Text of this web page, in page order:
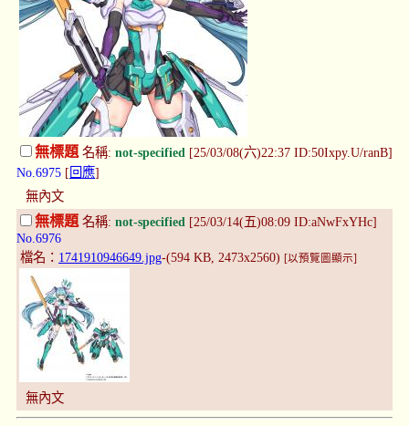
無標題名稱: not-specified [25/03/08(六)22:37 ID:50Ixpy.U/ranB]
No.6975 [ 回應]
無內文
無標題 名稱: not-specified [25/03/14(五)08:09 ID:aNwFxYHc]
No.6976
檔名： 1741910946649.jpg-(594 KB, 2473x2560) [以預覽圖顯示]
無內文